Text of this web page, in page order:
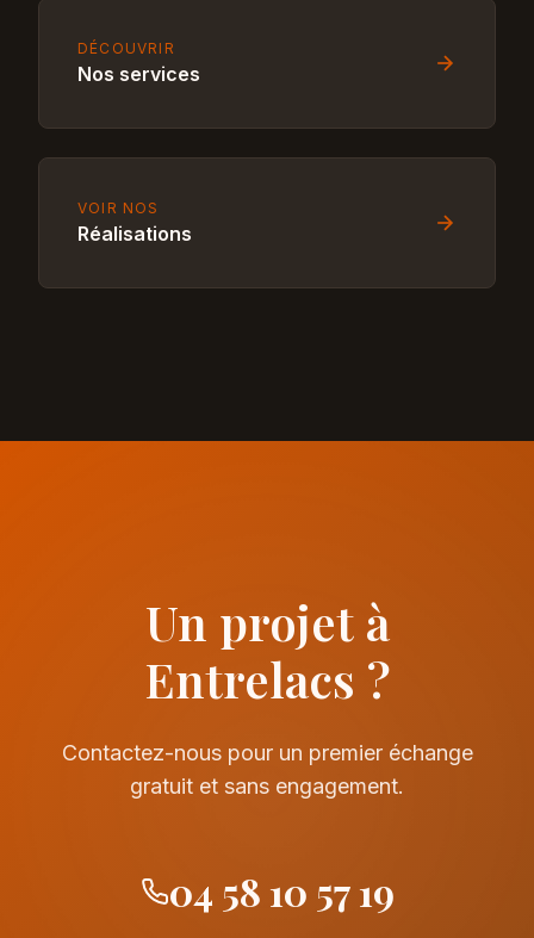
DÉCOUVRIR
Nos services
VOIR NOS
Réalisations
Un projet à
Entrelacs ?
Contactez-nous pour un premier échange
gratuit et sans engagement.
04 58 10 57 19